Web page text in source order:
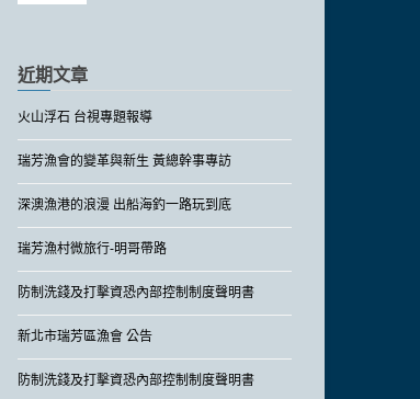
近期文章
火山浮石 台視專題報導
瑞芳漁會的變革與新生 黃總幹事專訪
深澳漁港的浪漫 出船海釣一路玩到底
瑞芳漁村微旅行-明哥帶路
防制洗錢及打擊資恐內部控制制度聲明書
新北市瑞芳區漁會 公告
防制洗錢及打擊資恐內部控制制度聲明書